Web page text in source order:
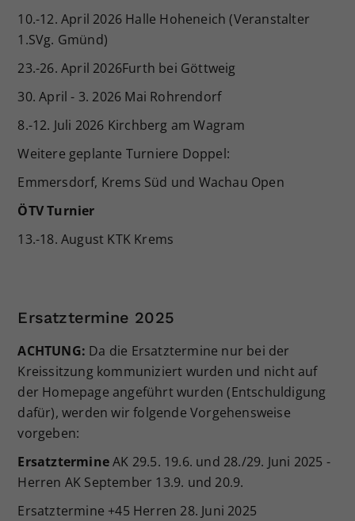
10.-12. April 2026 Halle Hoheneich (Veranstalter
1.SVg. Gmünd)
23.-26. April 2026Furth bei Göttweig
30. April - 3. 2026 Mai Rohrendorf
8.-12. Juli 2026 Kirchberg am Wagram
Weitere geplante Turniere Doppel:
Emmersdorf, Krems Süd und Wachau Open
ÖTV Turnier
13.-18. August KTK Krems
Ersatztermine 2025
ACHTUNG: Da die Ersatztermine nur bei der
Kreissitzung kommuniziert wurden und nicht auf
der Homepage angeführt wurden (Entschuldigung
dafür), werden wir folgende Vorgehensweise
vorgeben:
ErsatztermineAK 29.5. 19.6. und 28./29. Juni 2025 -
Herren AK September 13.9. und 20.9.
Ersatztermine +45 Herren 28. Juni 2025
Zweck
Dieser Wert speichert Ihre Consent-
historische Speicherung Ihrer
vorgenommen Einstellungen, falls der
Webseiten-Betreiber dies eingestellt
hat.